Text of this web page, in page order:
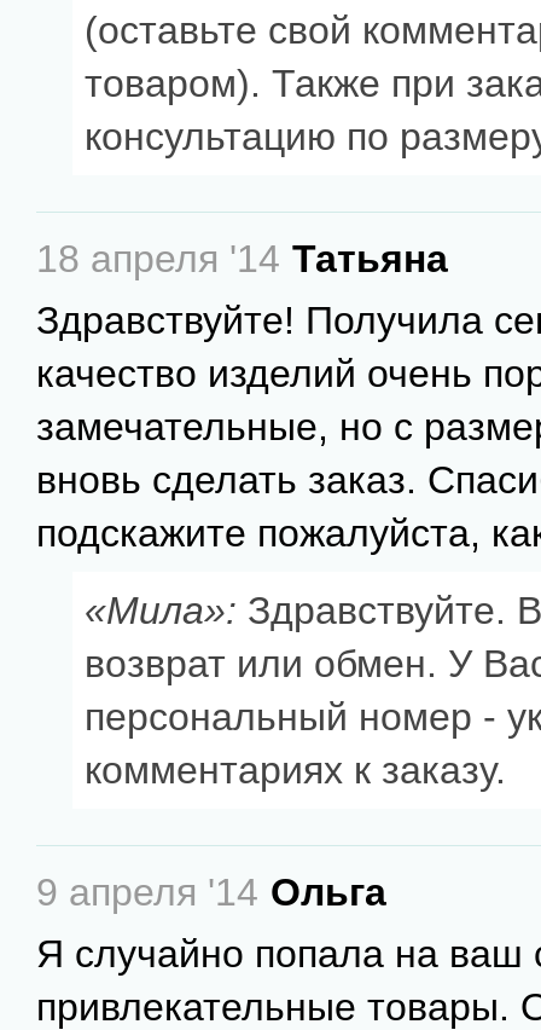
(оставьте свой
товаром). Также при
консультацию по
18 апреля '14 Татьяна
Здравствуйте! Получила
качество изделий очень
замечательные, но с
вновь сделать заказ.
подскажите пожалуйста,
«Мила»: Здравствуйте.
возврат или обмен. У
персональный номер -
комментариях к заказу.
9 апреля '14 Ольга
Я случайно попала на ваш
привлекательные товары.